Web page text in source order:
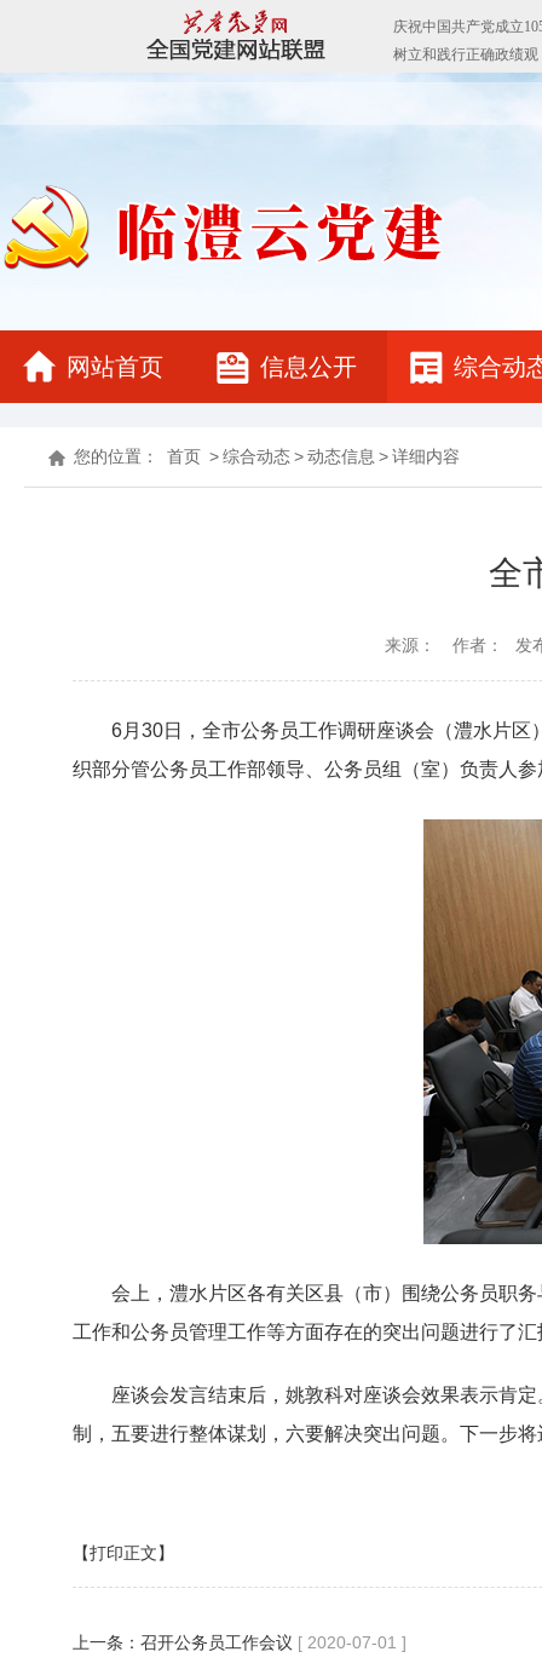
网站首页 信息公开 综合动
您的位置： 首页 >综合动态>动态信息 >详细内容
全
来源： 作者： 发
6月30日，全市公务员工作调研座谈会（澧水片
织部分管公务员工作部领导、公务员组（室）负责人
会上，澧水片区各有关区县（市）围绕公务员职
工作和公务员管理工作等方面存在的突出问题进行了
座谈会发言结束后，姚敦科对座谈会效果表示肯
制，五要进行整体谋划，六要解决突出问题。下一步
【打印正文】
上一条： 召开公务员工作会议 [ 2020-07-01 ]